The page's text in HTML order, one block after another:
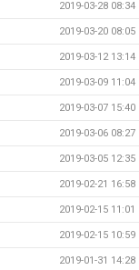
2019-03-28 08:34
2019-03-20 08:05
2019-03-12 13:14
2019-03-09 11:04
2019-03-07 15:40
2019-03-06 08:27
2019-03-05 12:35
2019-02-21 16:58
2019-02-15 11:01
2019-02-15 10:59
2019-01-31 14:28